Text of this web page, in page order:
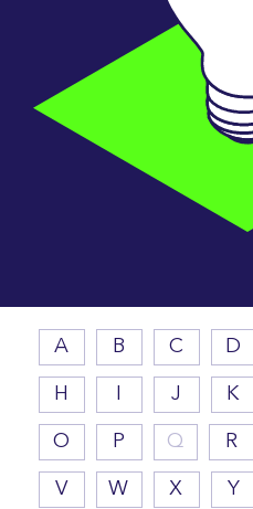
A B C D
H J K
O P Q R
V W X Y